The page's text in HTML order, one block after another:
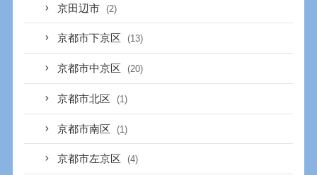
京田辺市 (2)
京都市下京区 (13)
京都市中京区 (20)
京都市北区 (1)
京都市南区 (1)
京都市左京区 (4)